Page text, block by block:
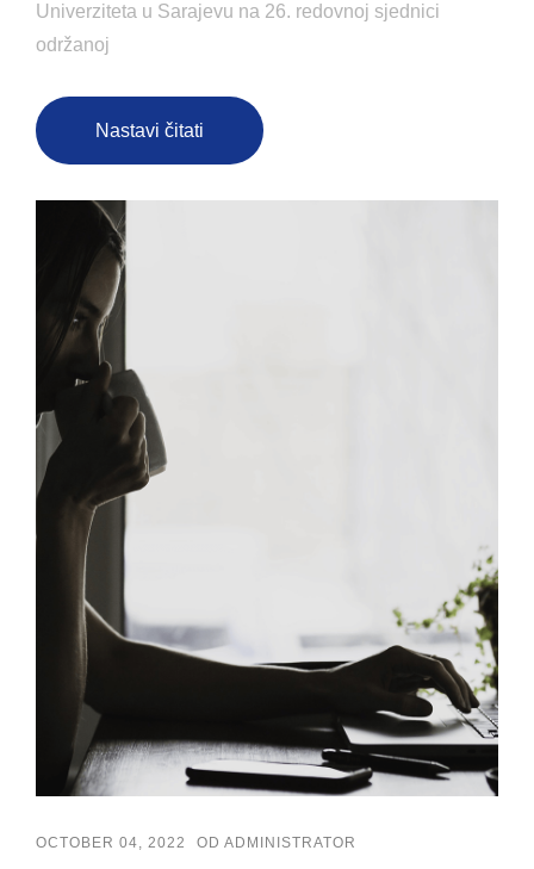
Univerziteta u Sarajevu na 26. redovnoj sjednici
održanoj
Nastavi čitati
OCTOBER 04, 2022 OD ADMINISTRATOR